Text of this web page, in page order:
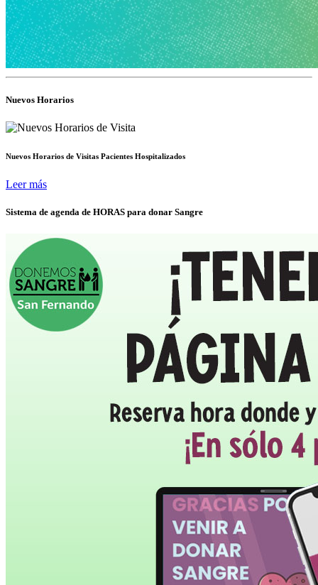
Nuevos Horarios
Nuevos Horarios de Visitas Pacientes Hospitalizados
Leer más
Sistema de agenda de HORAS para donar Sangre